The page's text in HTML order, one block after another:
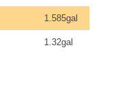
1.585gal
1.32gal